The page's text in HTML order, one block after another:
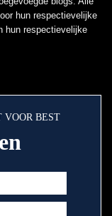
hun respectievelijke
hun respectievelijke
BEST